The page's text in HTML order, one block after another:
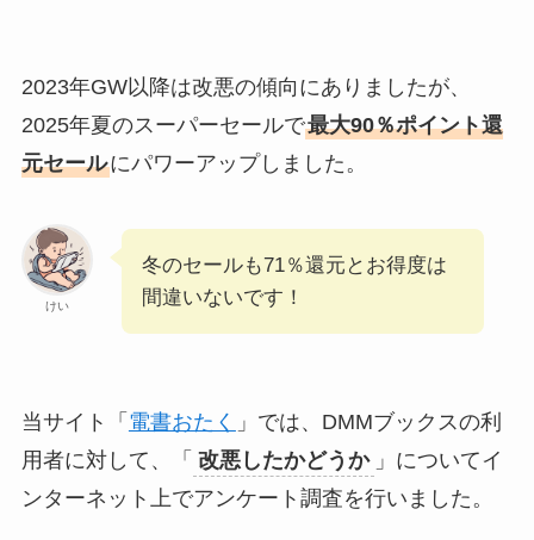
2023年GW以降は改悪の傾向にありましたが、
2025年夏のスーパーセールで最大90％ポイント還
元セールにパワーアップしました。
けい
冬のセールも71％還元とお得度は
間違いないです！
当サイト「 電書おたく 」では、DMMブックスの利
用者に対して、「 改悪したかどうか 」についてイ
ンターネット上でアンケート調査を行いました。